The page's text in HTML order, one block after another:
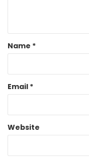
Name *
Email *
Website